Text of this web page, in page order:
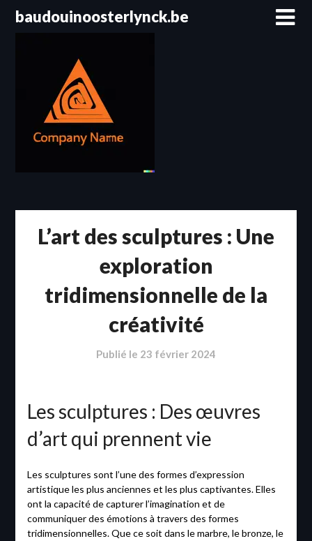
Passerbaudouinoosterlynck.be
L’art des sculptures : Une
exploration
tridimensionnelle de la
créativité
Publié le 23 février 2024
Les sculptures : Des œuvres
d’art qui prennent vie
Les sculptures sont l’une des formes d’expression
artistique les plus anciennes et les plus captivantes. Elles
ont la capacité de capturer l’imagination et de
communiquer des émotions à travers des formes
tridimensionnelles. Que ce soit dans le marbre, le bronze, le